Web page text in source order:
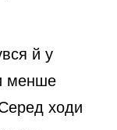
й у
менше
ходи